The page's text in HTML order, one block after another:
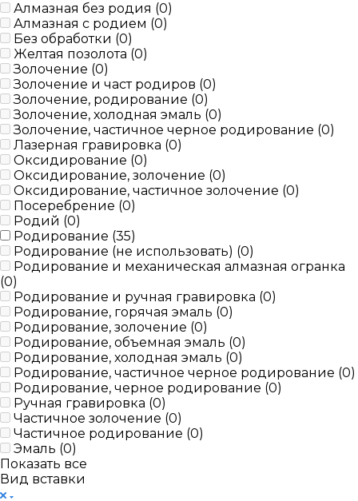
Алмазная без родия (0)
Алмазная с родием (0)
Без обработки (0)
Желтая позолота (0)
Золочение (0)
Золочение и част родиров (0)
Золочение, родирование (0)
Золочение, холодная эмаль (0)
Золочение, частичное черное родирование (0)
Лазерная гравировка (0)
Оксидирование (0)
Оксидирование, золочение (0)
Оксидирование, частичное золочение (0)
Посеребрение (0)
Родий (0)
Родирование (35)
Родирование (не использовать) (0)
Родирование и механическая алмазная огранка
(0)
Родирование и ручная гравировка (0)
Родирование, горячая эмаль (0)
Родирование, золочение (0)
Родирование, объемная эмаль (0)
Родирование, холодная эмаль (0)
Родирование, частичное черное родирование (0)
Родирование, черное родирование (0)
Ручная гравировка (0)
Частичное золочение (0)
Частичное родирование (0)
Эмаль (0)
Показать все
Вид вставки